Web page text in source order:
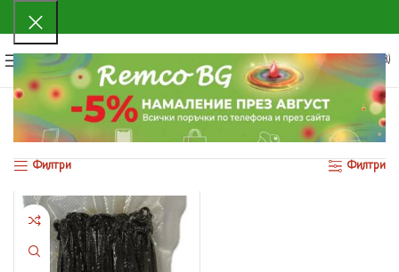
МЕНЮ
0
0.00€ (0.00 ЛВ.)
Начало Продуктът Опаковка 1000 гр
Показване на единствения резултат
Филтри Филтри